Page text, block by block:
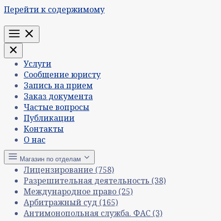
Перейти к содержимому
Меню
Услуги
Сообщение юристу
Запись на прием
Заказ документа
Частые вопросы
Публикации
Контакты
О нас
Магазин по отделам
Лицензирование (758)
Разрешительная деятельность (38)
Международное право (25)
Арбитражный суд (165)
Антимонопольная служба. ФАС (3)